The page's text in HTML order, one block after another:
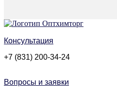
Консультация
+7 (831) 200-34-24
Вопросы и заявки